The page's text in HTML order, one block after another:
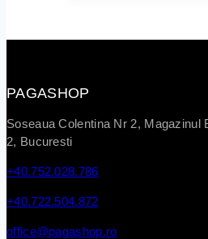
PAGASHOP
Soseaua Colentina Nr 2, Magazinul
2, Bucuresti
+40.752.028.786
+40.722.504.872
office@pagashop.ro